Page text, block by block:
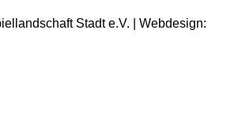
Stadt e.V. | Webdesign: